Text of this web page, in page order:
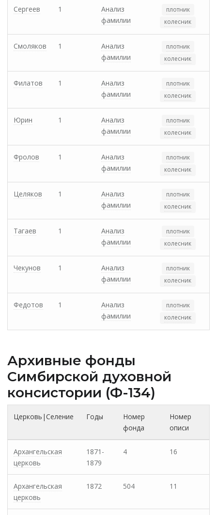
Сергеев 1
Анализ
фамилии
плотник
колесник
Смоляков 1
Анализ
фамилии
плотник
колесник
Филатов 1
Анализ
фамилии
плотник
колесник
Юрин 1
Анализ
фамилии
плотник
колесник
Фролов 1
Анализ
фамилии
плотник
колесник
Целяков 1
Анализ
фамилии
плотник
колесник
Тагаев 1
Анализ
фамилии
плотник
колесник
Чекунов 1
Анализ
фамилии
плотник
колесник
Федотов 1
Анализ
фамилии
плотник
колесник
Архивные фонды
Cимбирской духовной
консистории (Ф-134)
Церковь|Селение Годы
Номер
фонда
Номер
описи
Архангельская
церковь
1871-
1879
4 16
Архангельская
церковь
1872 504 11